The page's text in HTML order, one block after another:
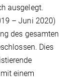
ausgelegt.
– Juni 2020)
des gesamten
Dies
einem